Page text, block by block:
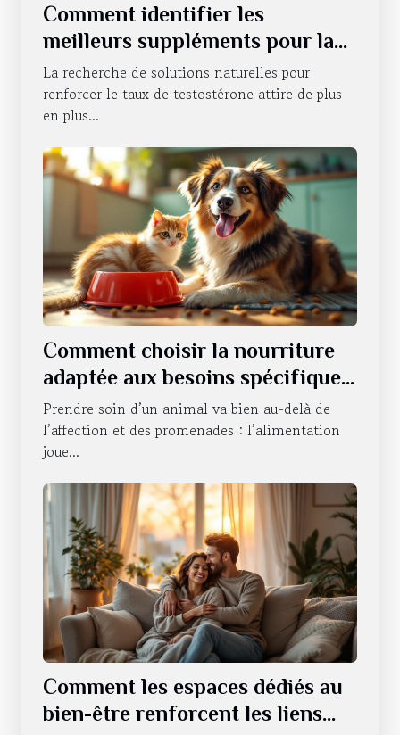
Comment identifier les
meilleurs suppléments pour la
testostérone ?
La recherche de solutions naturelles pour
renforcer le taux de testostérone attire de plus
en plus...
Comment choisir la nourriture
adaptée aux besoins spécifiques
de votre animal ?
Prendre soin d’un animal va bien au-delà de
l’affection et des promenades : l’alimentation
joue...
Comment les espaces dédiés au
bien-être renforcent les liens